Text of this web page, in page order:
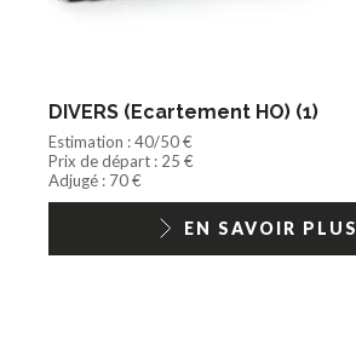
DIVERS (Ecartement HO) (1)
Estimation : 40/50 €
Prix de départ : 25 €
Adjugé : 70 €
EN SAVOIR PLUS